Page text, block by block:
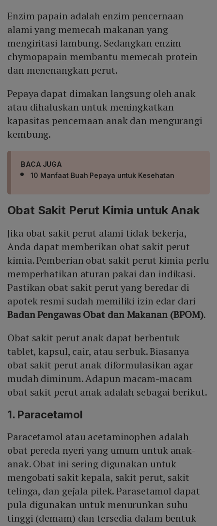
Enzim papain adalah enzim pencernaan
alami yang memecah makanan yang
mengiritasi lambung. Sedangkan enzim
chymopapain membantu memecah protein
dan menenangkan perut.
Pepaya dapat dimakan langsung oleh anak
atau dihaluskan untuk meningkatkan
kapasitas pencernaan anak dan mengurangi
kembung.
BACA JUGA
10 Manfaat Buah Pepaya untuk Kesehatan
Obat Sakit Perut Kimia untuk Anak
Jika obat sakit perut alami tidak bekerja,
Anda dapat memberikan obat sakit perut
kimia. Pemberian obat sakit perut kimia perlu
memperhatikan aturan pakai dan indikasi.
Pastikan obat sakit perut yang beredar di
apotek resmi sudah memiliki izin edar dari
Badan Pengawas Obat dan Makanan (BPOM).
Obat sakit perut anak dapat berbentuk
tablet, kapsul, cair, atau serbuk. Biasanya
obat sakit perut anak diformulasikan agar
mudah diminum. Adapun macam-macam
obat sakit perut anak adalah sebagai berikut.
1. Paracetamol
Paracetamol atau acetaminophen adalah
obat pereda nyeri yang umum untuk anak-
anak. Obat ini sering digunakan untuk
mengobati sakit kepala, sakit perut, sakit
telinga, dan gejala pilek. Parasetamol dapat
pula digunakan untuk menurunkan suhu
tinggi (demam) dan tersedia dalam bentuk